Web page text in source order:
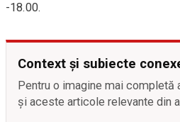
-18.00.
Context și subiecte
Pentru o imagine mai completă
și aceste articole relevante din